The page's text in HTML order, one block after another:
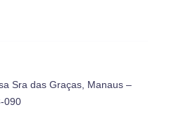
Sra das Graças, Manaus –
090